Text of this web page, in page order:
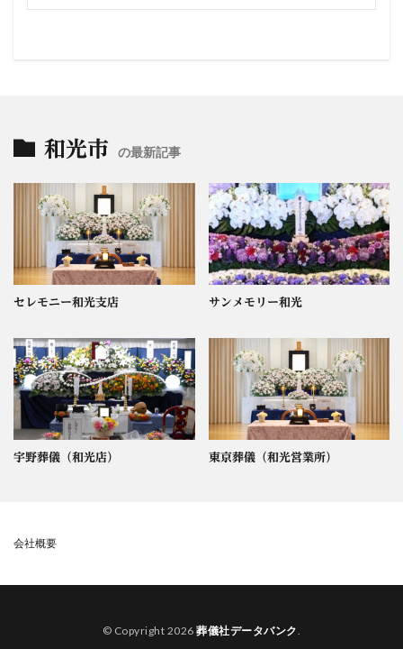
和光市 の最新記事
セレモニー和光支店 サンメモリー和光
宇野葬儀（和光店） 東京葬儀（和光営業所）
会社概要
© Copyright 2026葬儀社データバンク.